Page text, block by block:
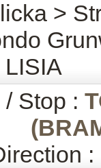
>
/ Stop :
: